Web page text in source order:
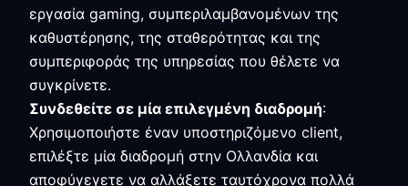
εργασία gaming, συμπεριλαμβανομένων της
καθυστέρησης, της σταθερότητας και της
συμπεριφοράς της υπηρεσίας που θέλετε να
συγκρίνετε.
Συνδεθείτε σε μία επιλεγμένη διαδρομή:
Χρησιμοποιήστε έναν υποστηριζόμενο client,
επιλέξτε μία διαδρομή στην Ολλανδία και
αποφύγεγετε να αλλάξετε ταυτόχρονα πολλά